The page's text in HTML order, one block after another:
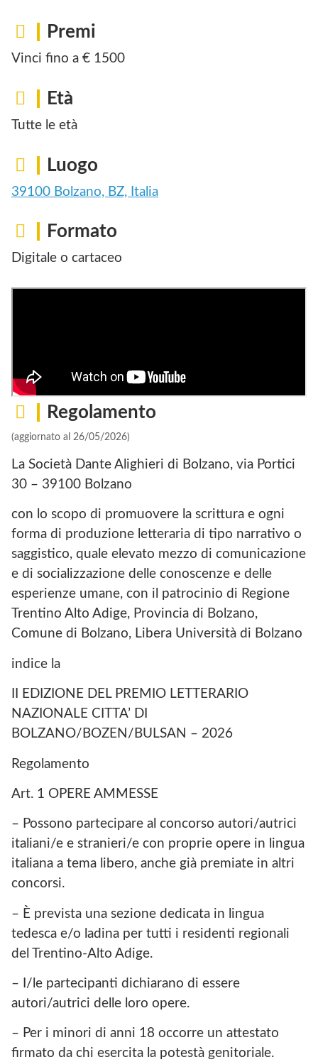
Premi
Vinci fino a € 1500
Età
Tutte le età
Luogo
39100 Bolzano, BZ, Italia
Formato
Digitale o cartaceo
Regolamento
(aggiornato al 26/05/2026)
La Società Dante Alighieri di Bolzano, via Portici
30 – 39100 Bolzano
con lo scopo di promuovere la scrittura e ogni
forma di produzione letteraria di tipo narrativo o
saggistico, quale elevato mezzo di comunicazione
e di socializzazione delle conoscenze e delle
esperienze umane, con il patrocinio di Regione
Trentino Alto Adige, Provincia di Bolzano,
Comune di Bolzano, Libera Università di Bolzano
indice la
II EDIZIONE DEL PREMIO LETTERARIO
NAZIONALE CITTA’ DI
BOLZANO/BOZEN/BULSAN – 2026
Regolamento
Art. 1 OPERE AMMESSE
– Possono partecipare al concorso autori/autrici
italiani/e e stranieri/e con proprie opere in lingua
italiana a tema libero, anche già premiate in altri
concorsi.
– È prevista una sezione dedicata in lingua
tedesca e/o ladina per tutti i residenti regionali
del Trentino-Alto Adige.
– I/le partecipanti dichiarano di essere
autori/autrici delle loro opere.
– Per i minori di anni 18 occorre un attestato
firmato da chi esercita la potestà genitoriale.